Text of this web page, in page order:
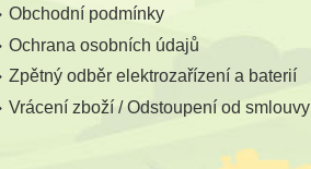
Obchodní podmínky
Ochrana osobních údajů
Zpětný odběr elektrozařízení a baterií
Vrácení zboží / Odstoupení od smlouvy